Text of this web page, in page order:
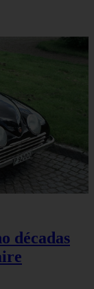
décadas